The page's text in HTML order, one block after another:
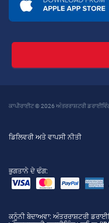
ਕਾਪੀਰਾਈਟ © 2026 ਅੰਤਰਰਾਸ਼ਟਰੀ
ਡਿਲਿਵਰੀ ਅਤੇ ਵਾਪਸੀ ਨੀਤੀ
ਭੁਗਤਾਨੇ ਦੇ ਢੰਗ:
ਕਨੂੰਨੀ ਬੇਦਾਅਵਾ: ਅੰਤਰਰਾਸ਼ਟਰੀ